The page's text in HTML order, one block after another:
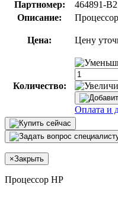
Партномер:
464891-
Описание:
Цена: Цену
Количество:
Оплата и
×Закрыть
Процессор HP